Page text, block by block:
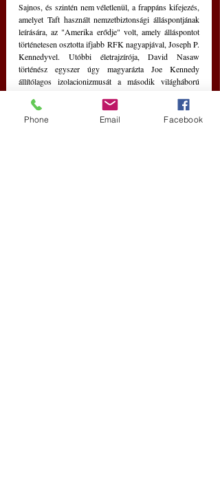
Sajnos, és szintén nem véletlenül, a frappáns kifejezés,
amelyet Taft használt nemzetbiztonsági álláspontjának
leírására, az "Amerika erődje" volt, amely álláspontot
történetesen osztotta ifjabb RFK nagyapjával, Joseph P.
Kennedyvel. Utóbbi életrajzírója, David Nasaw
történész egyszer úgy magyarázta Joe Kennedy
állítólagos izolacionizmusát a második világháború
lehető legjobban megragadja:
Phone Email Facebook